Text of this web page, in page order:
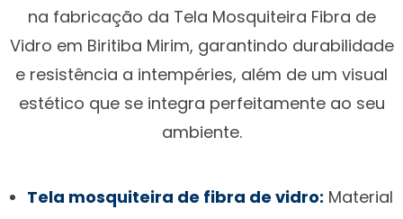
na fabricação da Tela Mosquiteira Fibra de
Vidro em Biritiba Mirim, garantindo durabilidade
e resistência a intempéries, além de um visual
estético que se integra perfeitamente ao seu
ambiente.
Tela mosquiteira de fibra de vidro: Material